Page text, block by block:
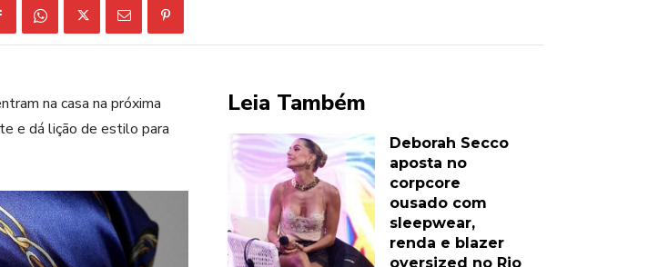
na casa na próxima
e dá lição de estilo para
Leia Também
Deborah Secco
aposta no
corpcore
ousado com
sleepwear,
renda e blazer
oversized no Rio